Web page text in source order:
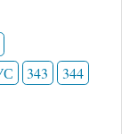
343
344